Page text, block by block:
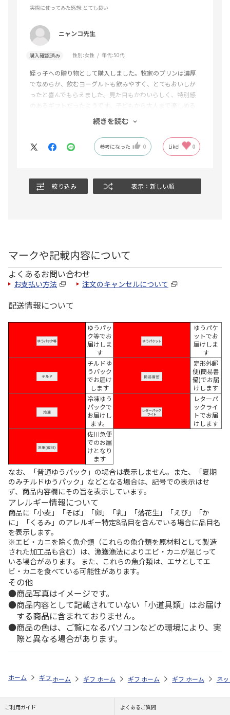
実際に使ってみた感想:とても良い
ニャンコ先生
購入確認済み 性別:女性 年代:50代
姪っ子への贈り物として購入しました。牧家のプリンは濃厚
でなめらか、飲むヨーグルトも飲みやすく、とてもおいしか
ったと喜んでもらえました。見た目もかわいらしく、特別感
のあるギフトだったようです。子どもから大人まで楽しめる
セットなので、贈り物にぴったりだと思います。また機会が
あれば利用したいです。
続きを読む
参考になった 0 Like! 0
絞り込み 表示：新しい順
マークや記載内容について
よくあるお問い合わせ
お支払い方法 注文のキャンセルについて
配送情報について
ゆうパッ
ク等でお
届けしま
す
ゆうパケ
ットでお
届けしま
す
チルドゆ
うパック
でお届け
します
定形外郵
便(簡易書
留)でお届
けします
冷凍ゆう
パックで
お届けし
ます。
レターパ
ックライ
トでお届
けします
佐川急便
でのお届
けとなり
ます
なお、「普通ゆうパック」の場合は表示しません。また、「夏期
のみチルドゆうパック」などとなる場合は、記号での表示はせ
ず、商品内容欄にその旨を表示しています。
アレルギー情報について
商品に「小麦」「そば」「卵」「乳」「落花生」「えび」「か
に」「くるみ」のアレルギー特定8品目を含んでいる場合に品目名
を表示します。
※エビ・カニを除く魚介類（これらの魚介類を原材料として製造
された加工品も含む）は、漁獲漁法によりエビ・カニが混じって
いる場合があります。 また、これらの魚介類は、エサとしてエ
ビ・カニを食べている可能性があります。
その他
商品写真はイメージです。
商品内容として記載されていない「小道具類」はお届け
する商品に含まれておりません。
商品の色は、ご覧になるパソコンなどの環境により、実
際と異なる場合があります。
ホーム ギフトストア お中元・夏ギフト特集 2026 お菓子・スイーツ
ホーム ギフトストア お中元・夏ギフト特集 2026
ホーム ギフトストア お中元・夏ギフト
ホーム ギフトストア お
ホーム ネ
ご利用ガイド よくあるご質問